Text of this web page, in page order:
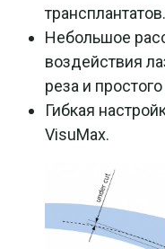
трансплантатов.
Небольшое
воздействия
реза и
Гибкая
VisuMax.